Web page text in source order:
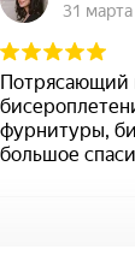
31 марта
Потрясающий
фурнитуры,
большое